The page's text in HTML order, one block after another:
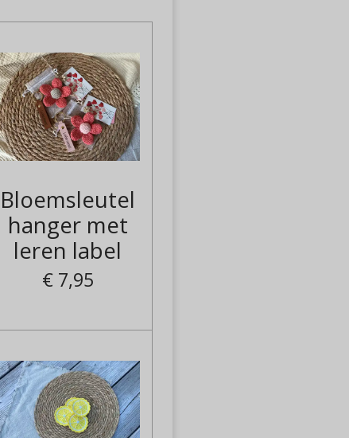
Bloemsleutel
hanger met
leren label
€ 7,95